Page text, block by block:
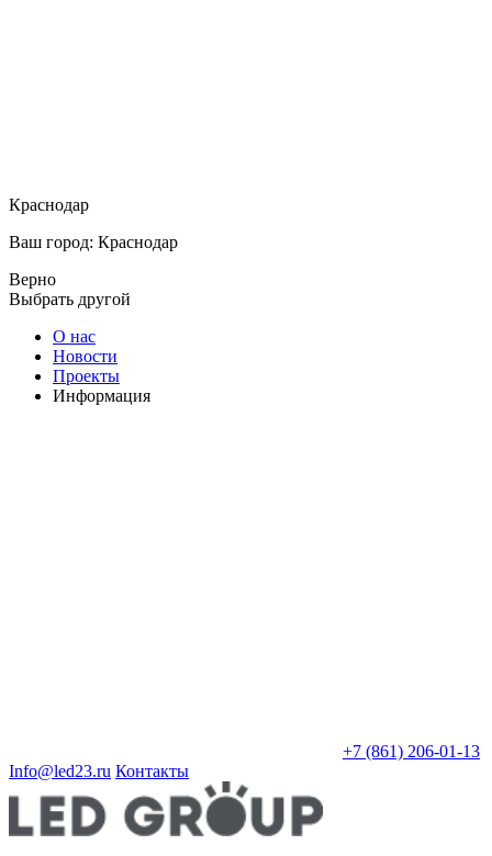
Краснодар
Ваш город: Краснодар
Верно
Выбрать другой
О нас
Новости
Проекты
Информация
+7 (861) 206-01-13
Info@led23.ru Контакты